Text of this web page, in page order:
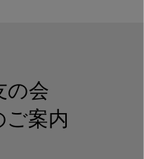
の会
ご案内